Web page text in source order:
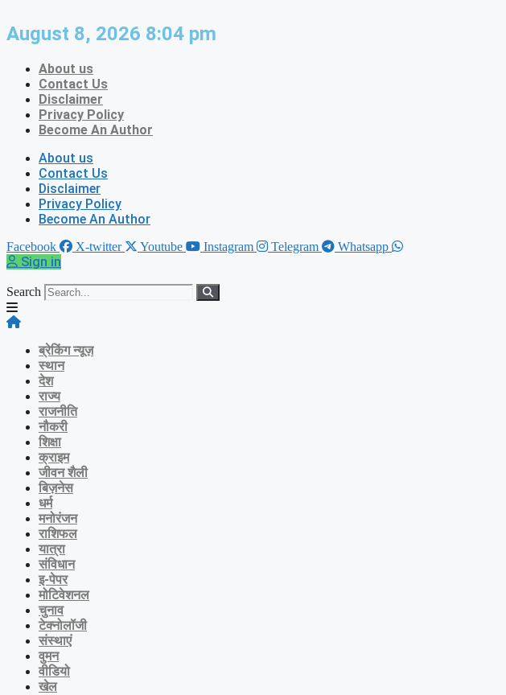
to
content
August 8, 2026 8:04 pm
About us
Contact Us
Disclaimer
Privacy Policy
Become An Author
About us
Contact Us
Disclaimer
Privacy Policy
Become An Author
Facebook X-twitter Youtube Instagram Telegram Whatsapp
Sign in
Search
ब्रेकिंग न्यूज़
स्थान
देश
राज्य
राजनीति
नौकरी
शिक्षा
क्राइम
जीवन शैली
बिज़नेस
धर्म
मनोरंजन
राशिफल
यात्रा
संविधान
इ-पेपर
मोटिवेशनल
चुनाव
टेक्नोलॉजी
संस्थाएं
वुमन
वीडियो
खेल